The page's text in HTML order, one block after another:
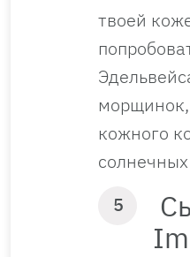
твоей
морщинок,
кожного
5